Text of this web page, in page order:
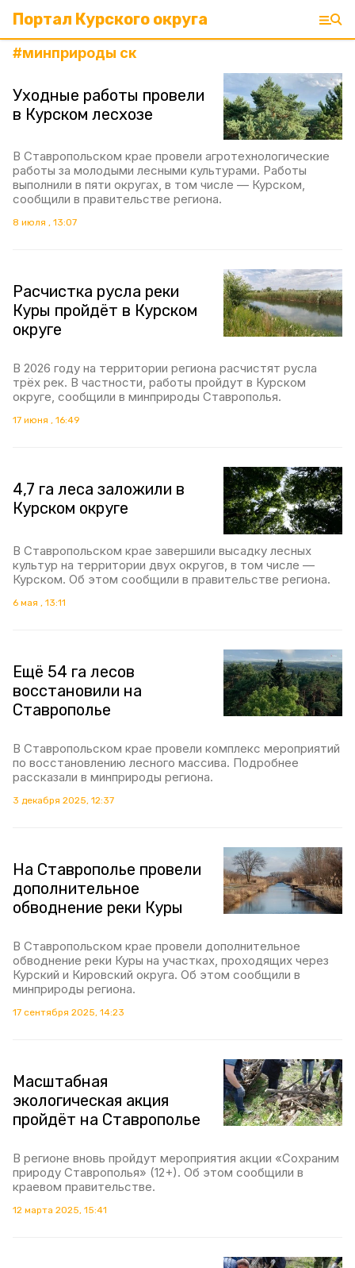
Портал Курского округа
#минприроды ск
Уходные работы провели
в Курском лесхозе
В Ставропольском крае провели агротехнологические
работы за молодыми лесными культурами. Работы
выполнили в пяти округах, в том числе — Курском,
сообщили в правительстве региона.
8 июля , 13:07
Расчистка русла реки
Куры пройдёт в Курском
округе
В 2026 году на территории региона расчистят русла
трёх рек. В частности, работы пройдут в Курском
округе, сообщили в минприроды Ставрополья.
17 июня , 16:49
4,7 га леса заложили в
Курском округе
В Ставропольском крае завершили высадку лесных
культур на территории двух округов, в том числе —
Курском. Об этом сообщили в правительстве региона.
6 мая , 13:11
Ещё 54 га лесов
восстановили на
Ставрополье
В Ставропольском крае провели комплекс мероприятий
по восстановлению лесного массива. Подробнее
рассказали в минприроды региона.
3 декабря 2025, 12:37
На Ставрополье провели
дополнительное
обводнение реки Куры
В Ставропольском крае провели дополнительное
обводнение реки Куры на участках, проходящих через
Курский и Кировский округа. Об этом сообщили в
минприроды региона.
17 сентября 2025, 14:23
Масштабная
экологическая акция
пройдёт на Ставрополье
В регионе вновь пройдут мероприятия акции «Сохраним
природу Ставрополья» (12+). Об этом сообщили в
краевом правительстве.
12 марта 2025, 15:41